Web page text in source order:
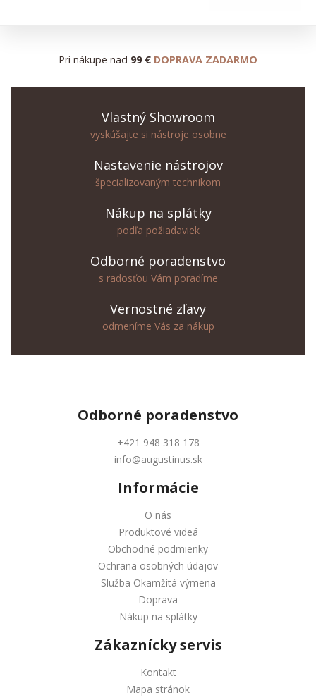
— Pri nákupe nad 99 € DOPRAVA ZADARMO —
Vlastný Showroom
vyskúšajte si nástroje osobne
Nastavenie nástrojov
špecializovaným technikom
Nákup na splátky
podľa požiadaviek
Odborné poradenstvo
s radosťou Vám poradíme
Vernostné zľavy
odmeníme Vás za nákup
Odborné poradenstvo
+421 948 318 178
info@augustinus.sk
Informácie
O nás
Produktové videá
Obchodné podmienky
Ochrana osobných údajov
Služba Okamžitá výmena
Doprava
Nákup na splátky
Zákaznícky servis
Kontakt
Mapa stránok